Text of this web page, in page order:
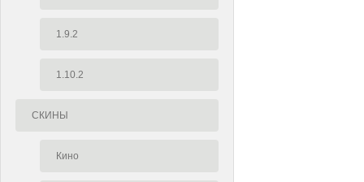
1.9.2
1.10.2
СКИНЫ
Кино